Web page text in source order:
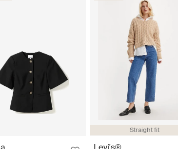
Straight fit